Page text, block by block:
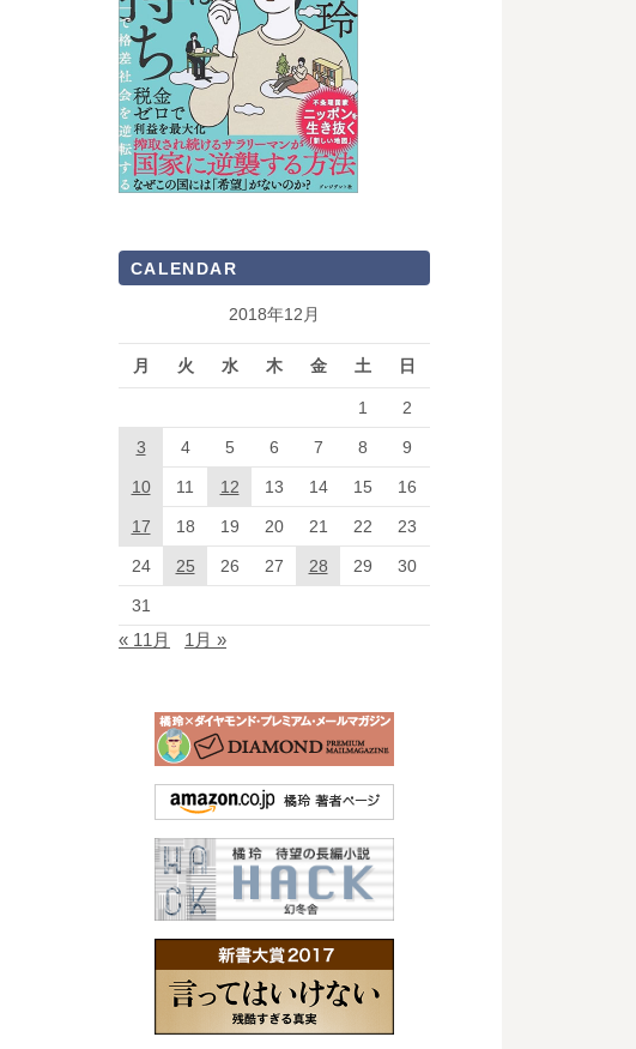
CALENDAR
2018年12月
月 火 水 木 金 土 日
1 2
3 4 5 6 7 8 9
10 11 12 13 14 15 16
17 18 19 20 21 22 23
24 25 26 27 28 29 30
31
« 11月 1月 »